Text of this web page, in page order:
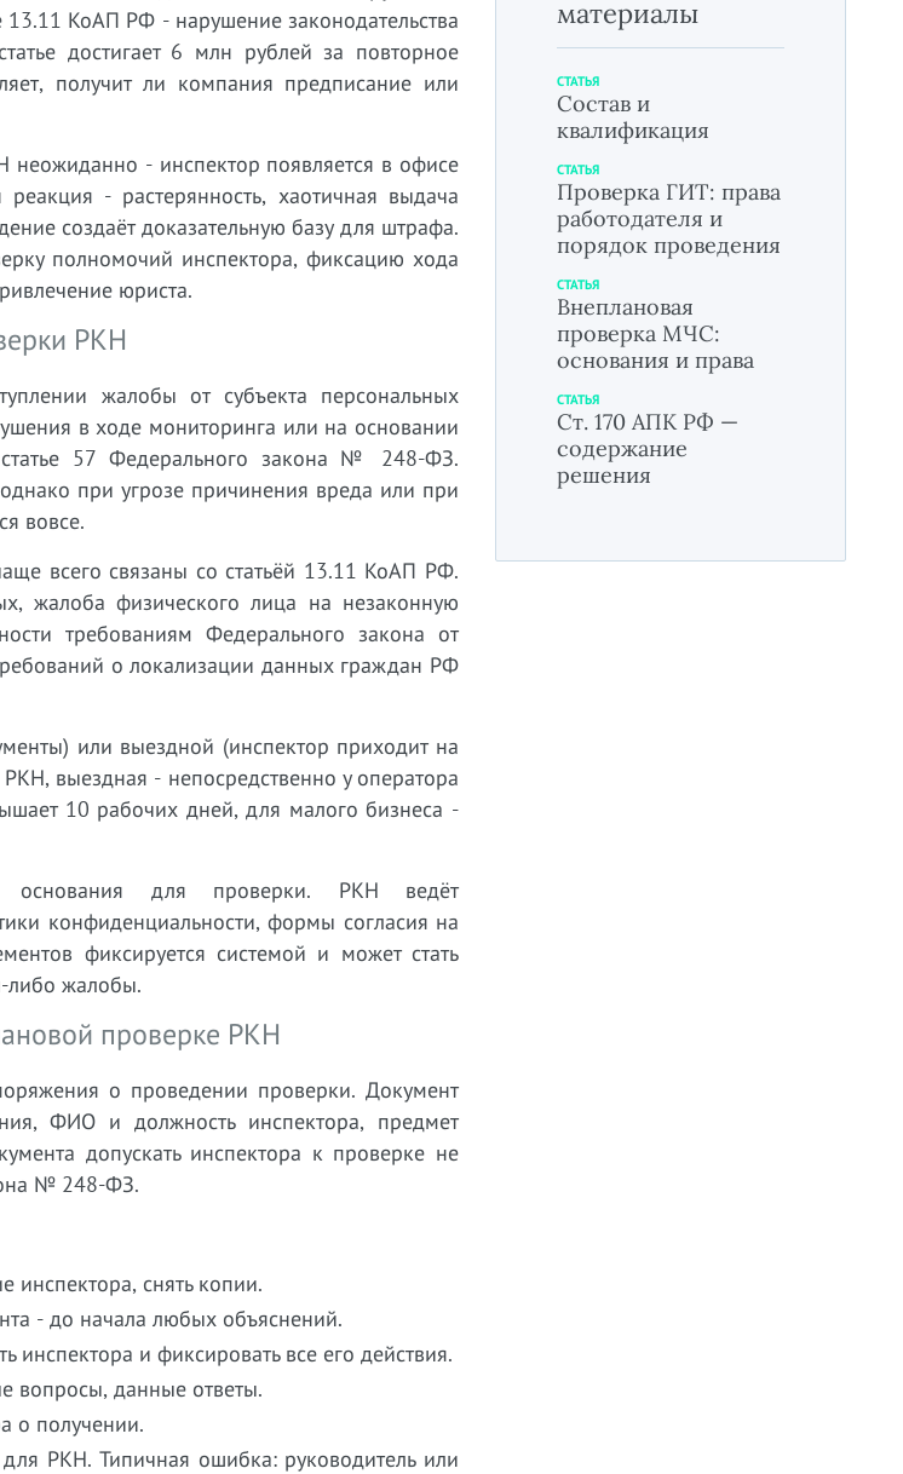
КоАП РФ - нарушение законодательства
достигает 6 млн рублей за повторное
получит ли компания предписание или
- инспектор появляется в офисе
- растерянность, хаотичная выдача
создаёт доказательную базу для штрафа.
полномочий инспектора, фиксацию хода
юриста.
РКН
жалобы от субъекта персональных
в ходе мониторинга или на основании
57 Федерального закона № 248-ФЗ.
при угрозе причинения вреда или при
вовсе.
всего связаны со статьёй 13.11 КоАП РФ.
жалоба физического лица на незаконную
требованиям Федерального закона от
о локализации данных граждан РФ
или выездной (инспектор приходит на
выездная - непосредственно у оператора
10 рабочих дней, для малого бизнеса -
основания для проверки. РКН ведёт
конфиденциальности, формы согласия на
фиксируется системой и может стать
либо жалобы.
проверке РКН
о проведении проверки. Документ
ФИО и должность инспектора, предмет
допускать инспектора к проверке не
№ 248-ФЗ.
инспектора, снять копии.
- до начала любых объяснений.
инспектора и фиксировать все его действия.
вопросы, данные ответы.
о получении.
РКН. Типичная ошибка: руководитель или
материалы
СТАТЬЯ
Состав и
квалификация
СТАТЬЯ
Проверка ГИТ: права
работодателя и
порядок проведения
СТАТЬЯ
Внеплановая
проверка МЧС:
основания и права
СТАТЬЯ
Ст. 170 АПК РФ —
содержание
решения